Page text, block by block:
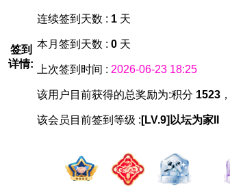
签到
详情:
连续签到天数 : 1 天
本月签到天数 : 0 天
上次签到时间 : 2026-06-23 18:25
该用户目前获得的总奖励为:积分 1523
该会员目前签到等级 : [LV.9]以坛为家II